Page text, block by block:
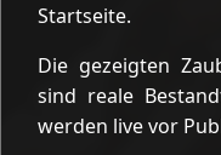
Startseite.
Die gezeigten
sind reale
werden live vor